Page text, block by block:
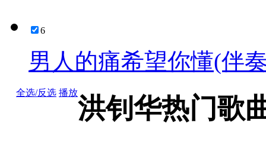
6
男人的痛希望你懂(伴
全选/反选 播放
洪钊华热门歌